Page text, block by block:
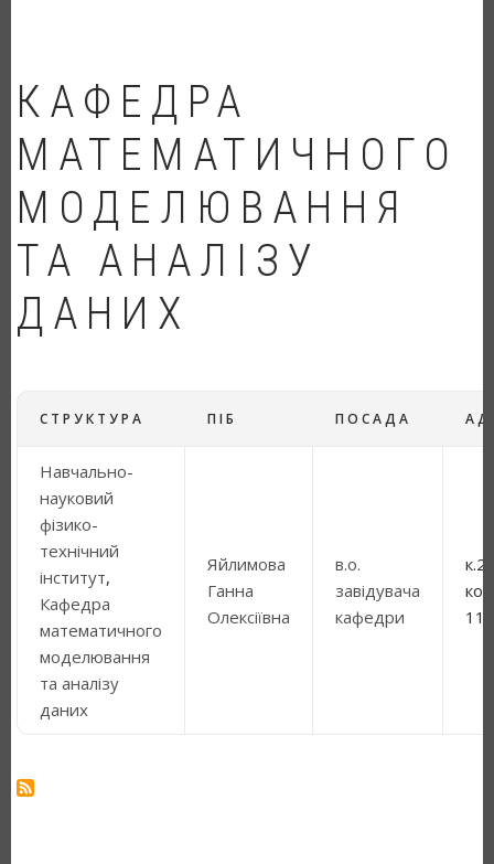
КАФЕДРА
МАТЕМАТИЧНОГО
МОДЕЛЮВАННЯ
ТА АНАЛІЗУ
ДАНИХ
СТРУКТУРА ПІБ ПОСАДА
Навчально-
науковий
фізико-
технічний
інститут,
Кафедра
математичного
моделювання
та аналізу
даних
Яйлимова
Ганна
Олексіївна
в.о.
завідувача
кафедри
11